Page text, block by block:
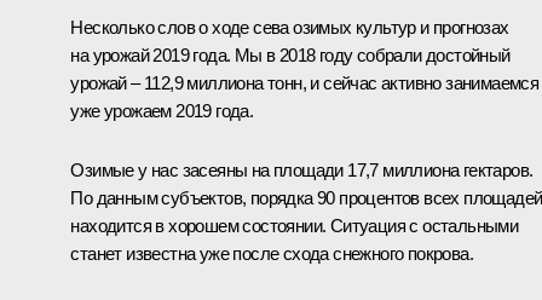
Несколько слов о ходе сева озимых культур и прогнозах
на урожай 2019 года. Мы в 2018 году собрали достойный
урожай – 112,9 миллиона тонн, и сейчас активно занимаемся
уже урожаем 2019 года.
Озимые у нас засеяны на площади 17,7 миллиона гектаров.
По данным субъектов, порядка 90 процентов всех площадей
находится в хорошем состоянии. Ситуация с остальными
станет известна уже после схода снежного покрова.